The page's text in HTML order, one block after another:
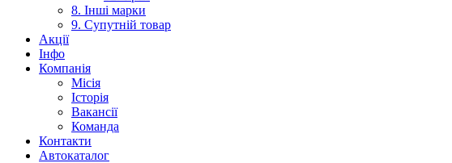
8. Інші марки
9. Супутній товар
Акції
Інфо
Компанія
Місія
Історія
Вакансії
Команда
Контакти
Автокаталог